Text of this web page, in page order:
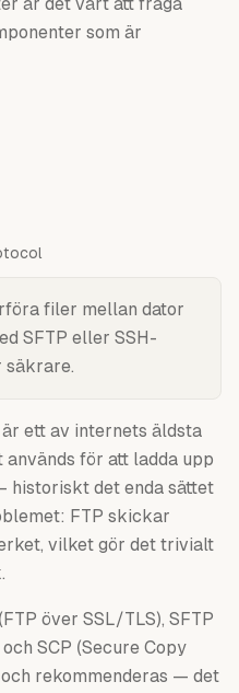
som är
filer mellan dator
SFTP eller SSH-
säkrare.
ett av internets äldsta
för att ladda upp
historiskt det enda sättet
FTP skickar
vilket gör det trivialt
över SSL/TLS), SFTP
SCP (Secure Copy
rekommenderas — det